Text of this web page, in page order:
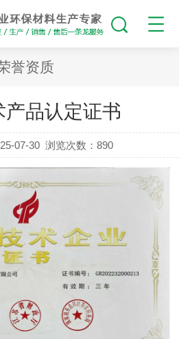
誉资质
产品认定证书
07-30 浏览次数：890